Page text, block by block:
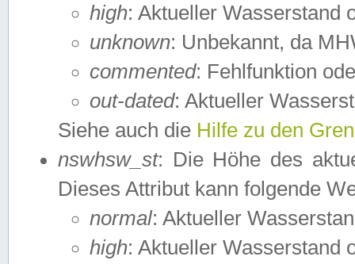
high: Aktueller Wasserstand
unknown: Unbekannt, da
commented: Fehlfunktion
out-dated: Aktueller
Siehe auch die Hilfe zu den
nswhsw_st: Die Höhe des
Dieses Attribut kann folgende
normal: Aktueller
high: Aktueller Wasserstand